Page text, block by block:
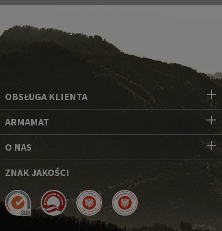
OBSŁUGA KLIENTA
ARMAMAT
O NAS
ZNAK JAKOŚCI